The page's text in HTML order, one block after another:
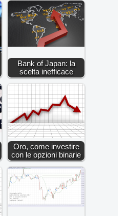
Bank of Japan: la
scelta inefficace
Oro, come investire
con le opzioni binarie